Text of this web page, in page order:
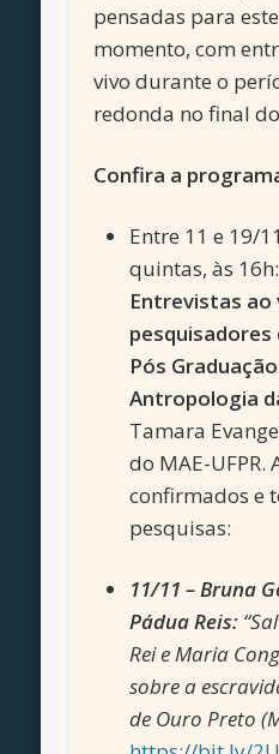
pensadas para este
momento, com
vivo durante o
redonda no final
Confira a
Entre 11 e 19/
quintas, às 16h:
Entrevistas ao
Pós
Antropologia
Tamara
do MAE-UFPR.
confirmados e
pesquisas:
11/11 –Bruna
Pádua Reis:
Rei e Maria
sobre a
de Ouro Preto